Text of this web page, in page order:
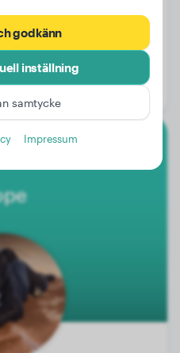
Inga data
4 år, 2 månader
Hanhund
godkänn
inställning
samtycke
Impressum